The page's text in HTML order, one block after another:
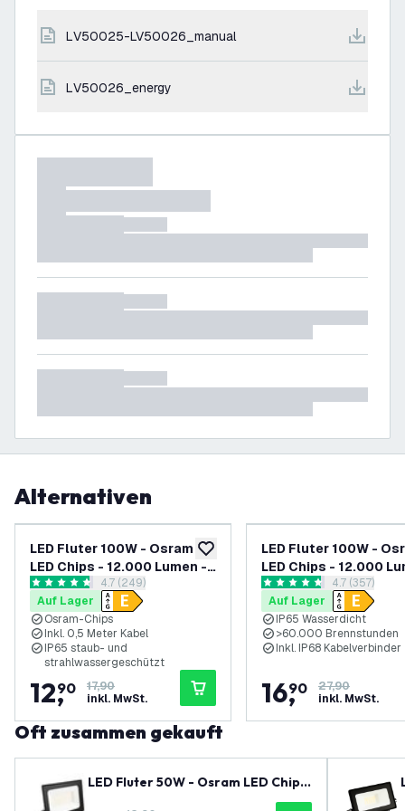
LV50025-LV50026_manual
LV50026_energy
Alternativen
zur Wunschliste hinzufügen
LED Fluter 100W - Osram
LED Chips - 12.000 Lumen -
6500K
Bewertungsbereich öffnen
4.7 Bewertungssterne
4.7 (249)
Auf Lager
Osram-Chips
Inkl. 0,5 Meter Kabel
IP65 staub- und
strahlwassergeschützt
12,
90
17,90
inkl. MwSt.
LED Fluter 100W -
LED Chips - 12.000
6500K -
4.7 Bewertungssterne
4.7 (357)
Auf Lager
IP65 Wasserdicht
>60.000 Brennstunden
Inkl. IP68 Kabelverbinder
16,
90
27,90
inkl. MwSt.
Oft zusammen gekauft
LED Fluter 50W - Osram LED Chips